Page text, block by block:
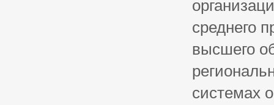
среднего
высшего
системах